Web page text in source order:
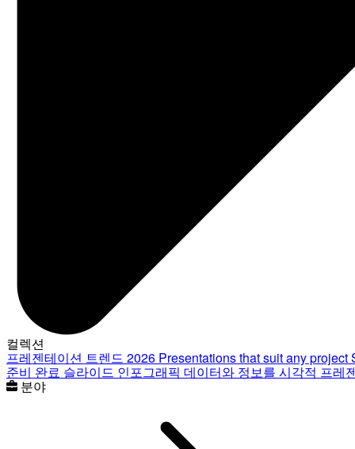
컬렉션
프레젠테이션 트렌드 2026 Presentations that suit any project
준비 완료 슬라이드 인포그래픽 데이터와 정보를 시각적 프레
분야